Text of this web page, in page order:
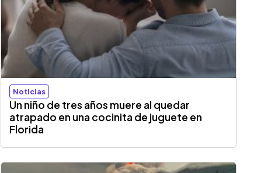
Noticias
Un niño de tres años muere al quedar
atrapado en una cocinita de juguete en
Florida